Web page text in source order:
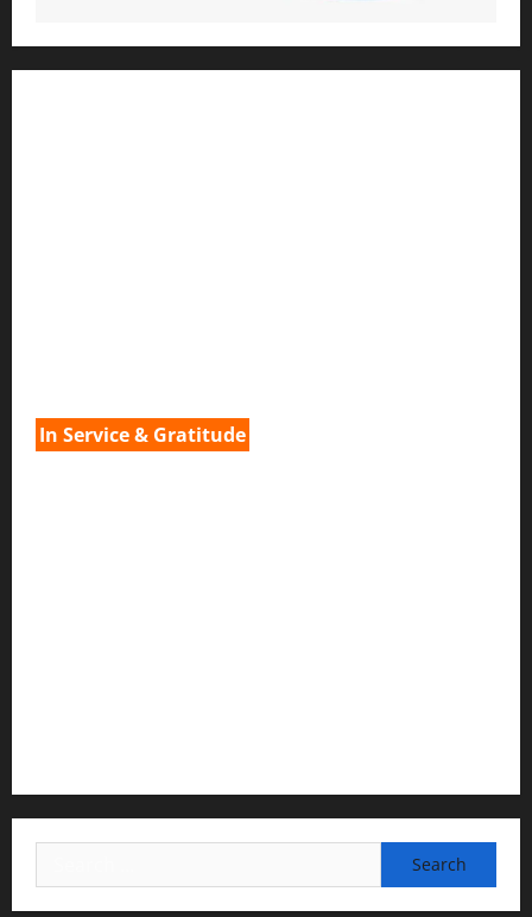
In Service & Gratitude